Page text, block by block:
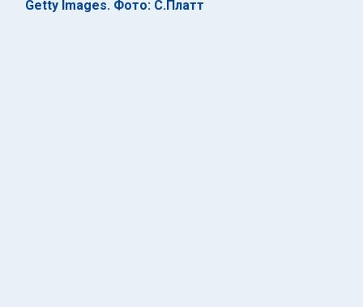
Getty Images. Фото: С.Платт